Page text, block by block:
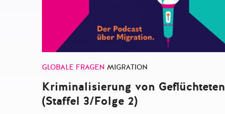
GLOBALE FRAGEN MIGRATION
Kriminalisierung von Geflüchteten
(Staffel 3/Folge 2)